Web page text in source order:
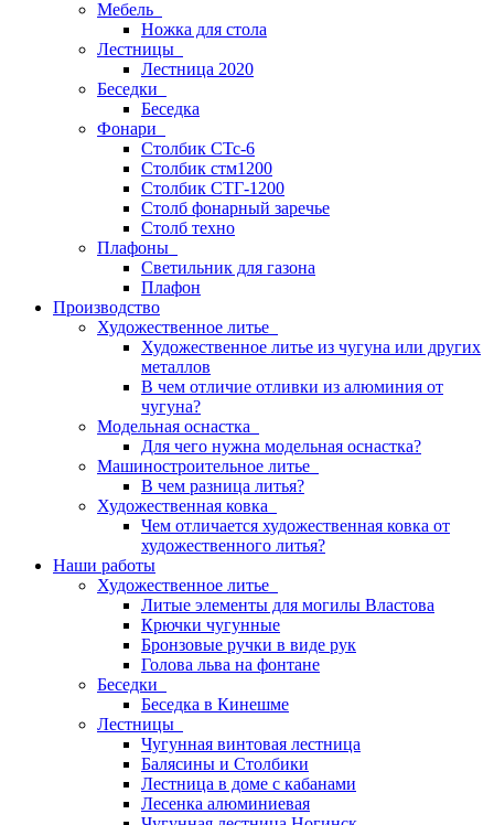
Мебель
Ножка для стола
Лестницы
Лестница 2020
Беседки
Беседка
Фонари
Столбик СТс-6
Столбик стм1200
Столбик СТГ-1200
Столб фонарный заречье
Столб техно
Плафоны
Светильник для газона
Плафон
Производство
Художественное литье
Художественное литье из чугуна или других
металлов
В чем отличие отливки из алюминия от
чугуна?
Модельная оснастка
Для чего нужна модельная оснастка?
Машиностроительное литье
В чем разница литья?
Художественная ковка
Чем отличается художественная ковка от
художественного литья?
Наши работы
Художественное литье
Литые элементы для могилы Властова
Крючки чугунные
Бронзовые ручки в виде рук
Голова льва на фонтане
Беседки
Беседка в Кинешме
Лестницы
Чугунная винтовая лестница
Балясины и Столбики
Лестница в доме с кабанами
Лесенка алюминиевая